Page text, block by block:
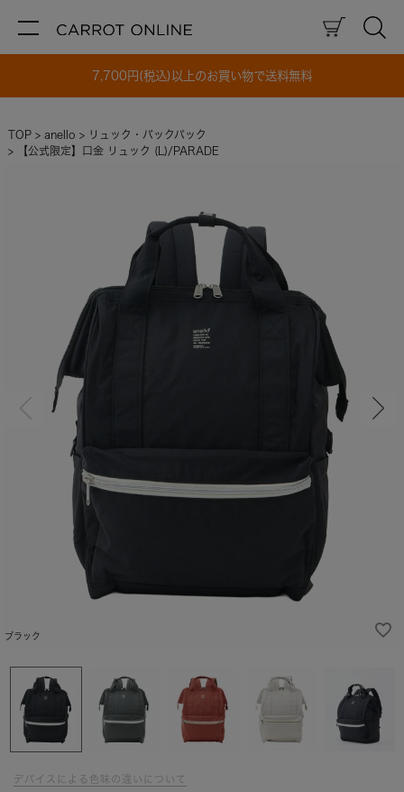
7,700円(税込)以上のお買い物で送料無料
TOP anello
リュック・バックパック
【公式限定】口金 リュック (L)/PARADE
ブラック
デバイスによる色味の違いについて